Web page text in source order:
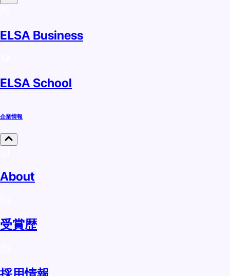
ELSA Business
ELSA School
企業情報
About
受賞歴